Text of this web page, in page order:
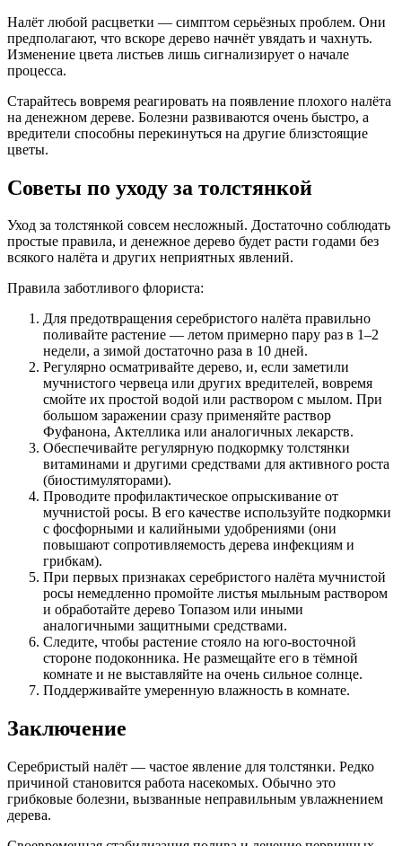
Налёт любой расцветки — симптом серьёзных проблем. Они
предполагают, что вскоре дерево начнёт увядать и чахнуть.
Изменение цвета листьев лишь сигнализирует о начале
процесса.
Старайтесь вовремя реагировать на появление плохого налёта
на денежном дереве. Болезни развиваются очень быстро, а
вредители способны перекинуться на другие близстоящие
цветы.
Советы по уходу за толстянкой
Уход за толстянкой совсем несложный. Достаточно соблюдать
простые правила, и денежное дерево будет расти годами без
всякого налёта и других неприятных явлений.
Правила заботливого флориста:
Для предотвращения серебристого налёта правильно
поливайте растение — летом примерно пару раз в 1–2
недели, а зимой достаточно раза в 10 дней.
Регулярно осматривайте дерево, и, если заметили
мучнистого червеца или других вредителей, вовремя
смойте их простой водой или раствором с мылом. При
большом заражении сразу применяйте раствор
Фуфанона, Актеллика или аналогичных лекарств.
Обеспечивайте регулярную подкормку толстянки
витаминами и другими средствами для активного роста
(биостимуляторами).
Проводите профилактическое опрыскивание от
мучнистой росы. В его качестве используйте подкормки
с фосфорными и калийными удобрениями (они
повышают сопротивляемость дерева инфекциям и
грибкам).
При первых признаках серебристого налёта мучнистой
росы немедленно промойте листья мыльным раствором
и обработайте дерево Топазом или иными
аналогичными защитными средствами.
Следите, чтобы растение стояло на юго-восточной
стороне подоконника. Не размещайте его в тёмной
комнате и не выставляйте на очень сильное солнце.
Поддерживайте умеренную влажность в комнате.
Заключение
Серебристый налёт — частое явление для толстянки. Редко
причиной становится работа насекомых. Обычно это
грибковые болезни, вызванные неправильным увлажнением
дерева.